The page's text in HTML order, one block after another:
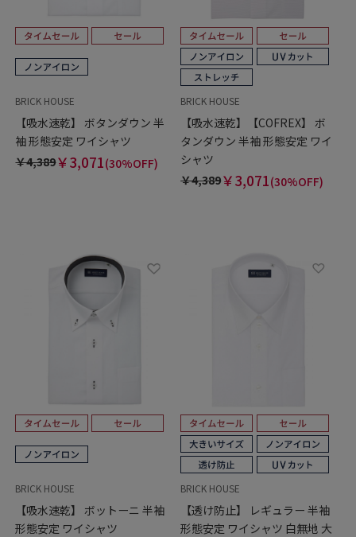
BRICK HOUSE
【吸水速乾】 ボタンダウン 半
袖 形態安定 ワイシャツ
￥4,389￥3,071(30%OFF)
BRICK HOUSE
【吸水速乾】【COFREX】 ボ
タンダウン 半袖 形態安定 ワイ
シャツ
￥4,389￥3,071(30%OFF)
BRICK HOUSE
【吸水速乾】 ボットーニ 半袖
形態安定 ワイシャツ
BRICK HOUSE
【透け防止】 レギュラー 半袖
形態安定 ワイシャツ 白無地 大